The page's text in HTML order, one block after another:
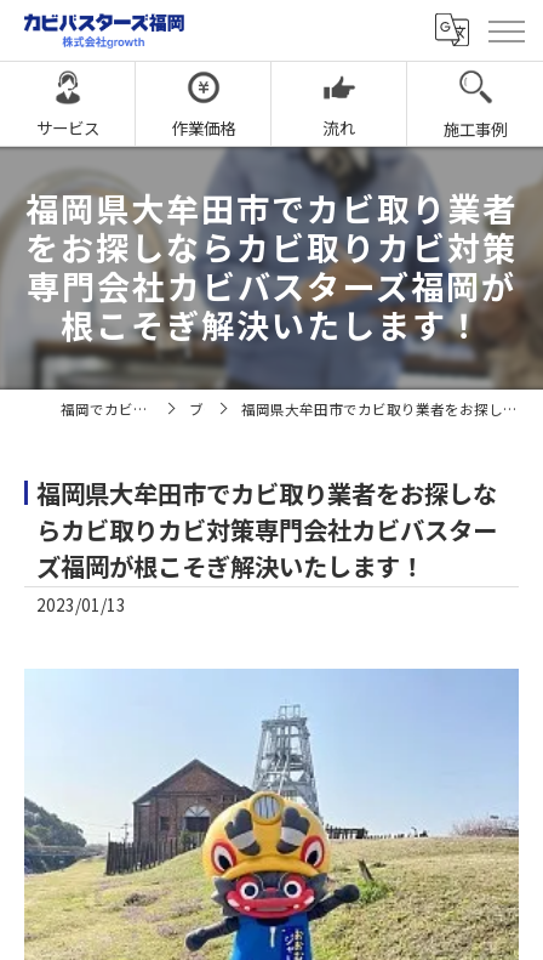
サービス 作業価格 流れ 施工事例
福岡県大牟田市でカビ取り業者
をお探しならカビ取りカビ対策
専門会社カビバスターズ福岡が
根こそぎ解決いたします！
福岡でカビ取りならカビバスターズ福岡 ブログ 福岡県大牟田市でカビ取り業者をお探しならカビ取りカビ対策専門会社カビバスターズ福岡が根こそぎ解決いたします！
福岡県大牟田市でカビ取り業者をお探しな
らカビ取りカビ対策専門会社カビバスター
ズ福岡が根こそぎ解決いたします！
2023/01/13